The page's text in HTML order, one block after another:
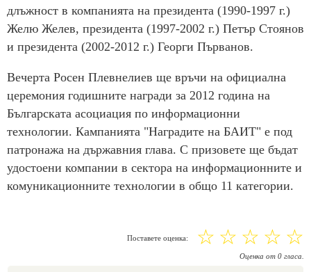
длъжност в компанията на президента (1990-1997 г.)
Желю Желев, президента (1997-2002 г.) Петър Стоянов
и президента (2002-2012 г.) Георги Първанов.
Вечерта Росен Плевнелиев ще връчи на официална
церемония годишните награди за 2012 година на
Българската асоциация по информационни
технологии. Кампанията "Наградите на БАИТ" е под
патронажа на държавния глава. С призовете ще бъдат
удостоени компании в сектора на информационните и
комуникационните технологии в общо 11 категории.
Поставете оценка: ☆
☆
☆
☆
☆
Оценка от 0 гласа.